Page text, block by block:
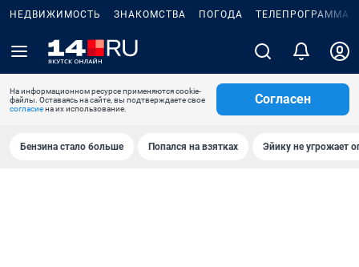
НЕДВИЖИМОСТЬ ЗНАКОМСТВА ПОГОДА ТЕЛЕПРОГРАММА
На информационном ресурсе применяются cookie-
файлы. Оставаясь на сайте, вы подтверждаете свое
согласиена их использование.
Согласен
Бензина стало больше Попался на взятках Эйику не угрожает